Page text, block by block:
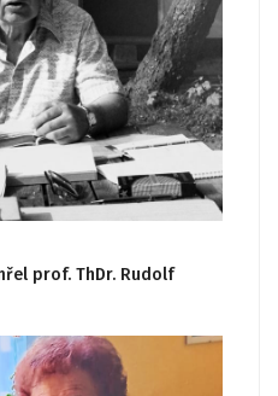
prof. ThDr. Rudolf